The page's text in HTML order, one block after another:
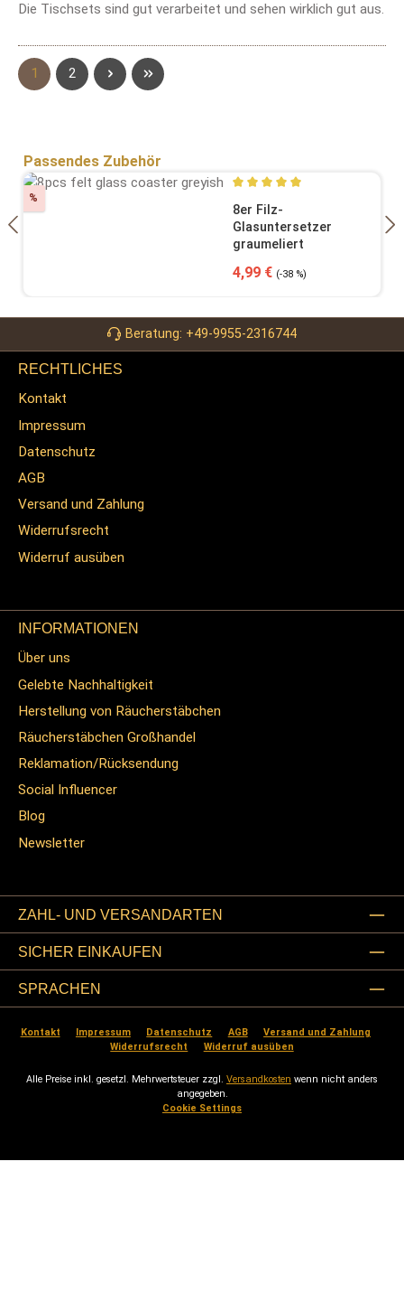
Die Tischsets sind gut verarbeitet und sehen wirklich gut aus.
Seite
1 Seite
2
Produktgalerie überspringen
Passendes Zubehör
% Durchschnittliche
8er Filz-
Glasuntersetzer
graumeliert
Verkaufspreis:
4,99 € Regulärer Preis:
(-38 %)
Beratung: +49-9955-2316744
RECHTLICHES
Kontakt
Impressum
Datenschutz
AGB
Versand und Zahlung
Widerrufsrecht
Widerruf ausüben
INFORMATIONEN
Über uns
Gelebte Nachhaltigkeit
Herstellung von Räucherstäbchen
Räucherstäbchen Großhandel
Reklamation/Rücksendung
Social Influencer
Blog
Newsletter
ZAHL- UND VERSANDARTEN
SICHER EINKAUFEN
SPRACHEN
Kontakt Impressum Datenschutz AGB
Versand und Zahlung
Widerrufsrecht
Widerruf ausüben
Alle Preise inkl. gesetzl. Mehrwertsteuer zzgl. Versandkosten wenn nicht anders
angegeben.
Cookie Settings